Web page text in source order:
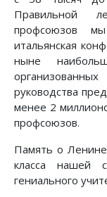
Правильной
профсоюзов
итальянская
ныне
руководства
менее 2
профсоюзов.
Память о
класса нашей
гениального